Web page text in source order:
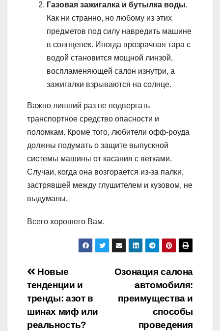
Газовая зажигалка и бутылка воды.
Как ни странно, но любому из этих
предметов под силу навредить машине
в солнцепек. Иногда прозрачная тара с
водой становится мощной линзой,
воспламеняющей салон изнутри, а
зажигалки взрываются на солнце.
Важно лишний раз не подвергать
транспортное средство опасности и
поломкам. Кроме того, любители офф-роуда
должны подумать о защите выпускной
системы машины от касания с ветками.
Случаи, когда она возгорается из-за палки,
застрявшей между глушителем и кузовом, не
выдуманы.
Всего хорошего Вам.
Навигация
по
записям
Озонация салона
автомобиля:
преимущества и
способы
проведения
Новые
тенденции и
тренды: азот в
шинах миф или
реальность?